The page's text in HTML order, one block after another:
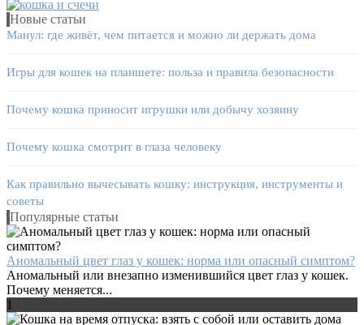
Новые статьи
Манул: где живёт, чем питается и можно ли держать дома
Игры для кошек на планшете: польза и правила безопасности
Почему кошка приносит игрушки или добычу хозяину
Почему кошка смотрит в глаза человеку
Как правильно вычесывать кошку: инструкция, инструменты и
советы
Популярные статьи
Аномальный цвет глаз у кошек: норма или опасный симптом?
Аномальный или внезапно изменившийся цвет глаз у кошек.
Почему меняется...
1